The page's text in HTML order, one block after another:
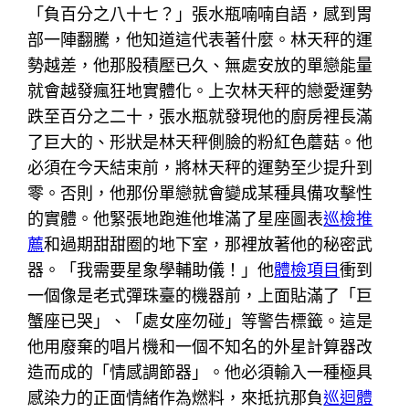
「負百分之八十七？」張水瓶喃喃自語，感到胃
部一陣翻騰，他知道這代表著什麼。林天秤的運
勢越差，他那股積壓已久、無處安放的單戀能量
就會越發瘋狂地實體化。上次林天秤的戀愛運勢
跌至百分之二十，張水瓶就發現他的廚房裡長滿
了巨大的、形狀是林天秤側臉的粉紅色蘑菇。他
必須在今天結束前，將林天秤的運勢至少提升到
零。否則，他那份單戀就會變成某種具備攻擊性
的實體。他緊張地跑進他堆滿了星座圖表巡檢推
薦和過期甜甜圈的地下室，那裡放著他的秘密武
器。「我需要星象學輔助儀！」他體檢項目衝到
一個像是老式彈珠臺的機器前，上面貼滿了「巨
蟹座已哭」、「處女座勿碰」等警告標籤。這是
他用廢棄的唱片機和一個不知名的外星計算器改
造而成的「情感調節器」。他必須輸入一種極具
感染力的正面情緒作為燃料，來抵抗那負巡迴體